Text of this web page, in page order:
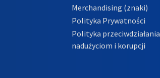
Merchandising (znaki)
Polityka Prywatności
Polityka przeciwdziałania
nadużyciom i korupcji